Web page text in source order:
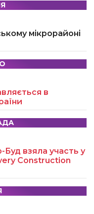
мікрорайоні
в
Буд взяла участь у
Construction